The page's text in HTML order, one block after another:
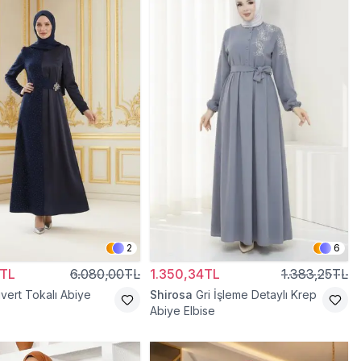
2
6.080,00TL
Tokalı Abiye
6
1.350,34TL 1.383,25TL
Shirosa Gri İşleme Detaylı Krep
Abiye Elbise